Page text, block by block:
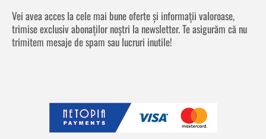
Vei avea acces la cele mai bune oferte și informații valoroase,
trimise exclusiv abonaților noștri la newsletter. Te asigurăm că nu
trimitem mesaje de spam sau lucruri inutile!